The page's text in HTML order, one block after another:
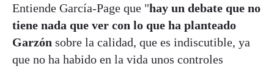
Entiende García-Page que "hay un debate que no
tiene nada que ver con lo que ha planteado
Garzón sobre la calidad, que es indiscutible, ya
que no ha habido en la vida unos controles